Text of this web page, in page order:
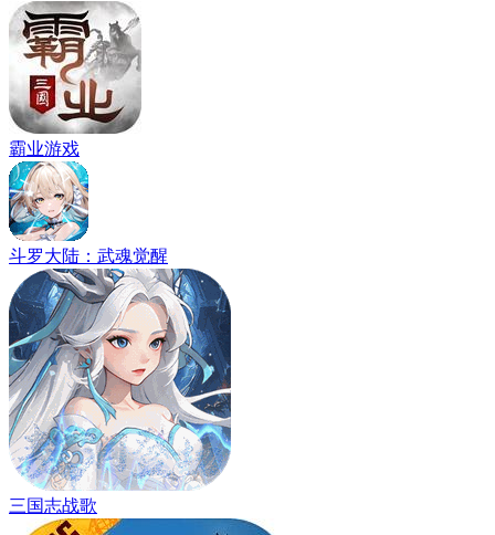
霸业游戏
斗罗大陆：武魂觉醒
三国志战歌